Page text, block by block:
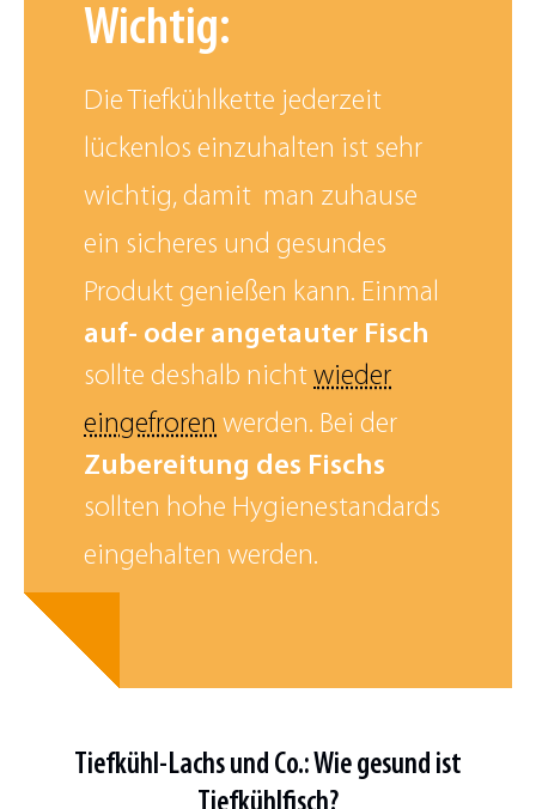
Wichtig:
Die Tiefkühlkette jederzeit
lückenlos einzuhalten ist sehr
wichtig, damit man zuhause
ein sicheres und gesundes
Produkt genießen kann. Einmal
auf- oder angetauter Fisch
sollte deshalb nicht wieder
eingefroren werden. Bei der
Zubereitung des Fischs
sollten hohe Hygienestandards
eingehalten werden.
Tiefkühl-Lachs und Co.: Wie gesund ist